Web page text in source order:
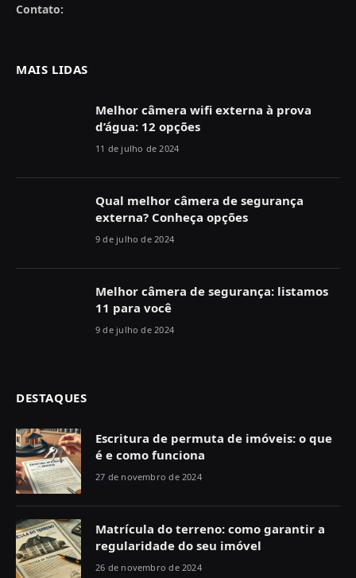
Contato:
MAIS LIDAS
Melhor câmera wifi externa à prova
d’água: 12 opções
11 de julho de 2024
Qual melhor câmera de segurança
externa? Conheça opções
9 de julho de 2024
Melhor câmera de segurança: listamos
11 para você
9 de julho de 2024
DESTAQUES
Escritura de permuta de imóveis: o que
é e como funciona
27 de novembro de 2024
Matrícula do terreno: como garantir a
regularidade do seu imóvel
26 de novembro de 2024